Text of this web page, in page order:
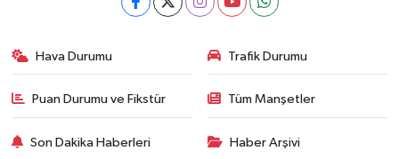
Hava Durumu Trafik Durumu
Puan Durumu ve Fikstür Tüm Manşetler
Son Dakika Haberleri Haber Arşivi